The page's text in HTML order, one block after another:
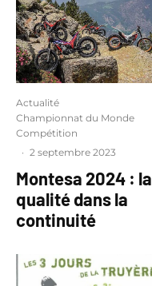
Actualité
Championnat du Monde
Compétition
· 2 septembre 2023
Montesa 2024 : la
qualité dans la
continuité